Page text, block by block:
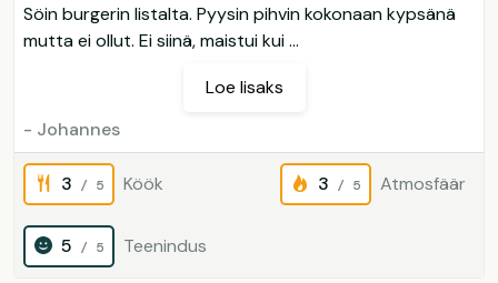
Söin burgerin listalta. Pyysin pihvin kokonaan kypsänä
mutta ei ollut. Ei siinä, maistui kui ...
Loe lisaks
- Johannes
3 / 5 Köök 3 / 5 Atmosfäär
5 / 5 Teenindus